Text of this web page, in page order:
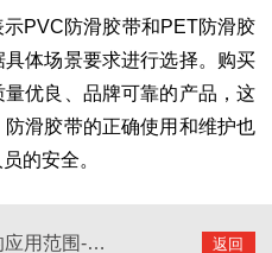
示PVC防滑胶带和PET防滑胶
体场景要求进行选择。购买
优良、品牌可靠的产品，这
滑胶带的正确使用和维护也
的安全。
返回
双面丁基防水胶带的应用范围-丁基双面防水胶带批发商